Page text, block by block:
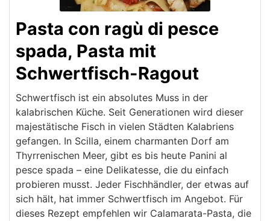
Pasta con ragù di pesce
spada, Pasta mit
Schwertfisch-Ragout
Schwertfisch ist ein absolutes Muss in der
kalabrischen Küche. Seit Generationen wird dieser
majestätische Fisch in vielen Städten Kalabriens
gefangen. In Scilla, einem charmanten Dorf am
Thyrrenischen Meer, gibt es bis heute Panini al
pesce spada – eine Delikatesse, die du einfach
probieren musst. Jeder Fischhändler, der etwas auf
sich hält, hat immer Schwertfisch im Angebot. Für
dieses Rezept empfehlen wir Calamarata-Pasta, die